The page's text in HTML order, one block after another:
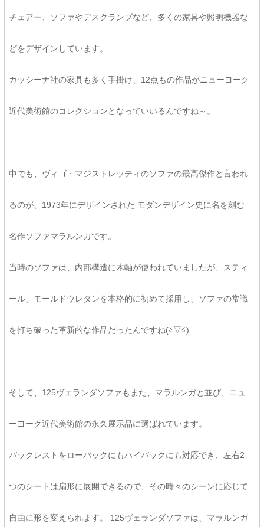
チェアー、ソファやデスクランプなど、多くの家具や照明機器な
どをデザインしています。
カッシーナ社の家具も多く手掛け、12点もの作品がニューヨーク
近代美術館のコレクションとなっていいるんですね～。
中でも、ヴィゴ・マジストレッティのソファの最高傑作と言われ
るのが、1973年にデザインされた モダンデザイン史に名を刻む
名作ソファマラルンガです。
当時のソファは、内部構造に木軸が使われていましたが、スティ
ール、モールドウレタンを本格的に初めて採用し、ソファの常識
を打ち破った革新的な作品だったんですね(≧▽≦)
そして、125ヴェランダソファもまた、マラルンガと並び、ニュ
ーヨーク近代美術館の永久展示品に選ばれています。
バックレストをローバックにもハイバックにも対応でき、左右2
つのシートは扇形に展開できるので、その時々のシーンに応じて
自由に形を変えられます。 125ヴェランダソファは、マラルンガ